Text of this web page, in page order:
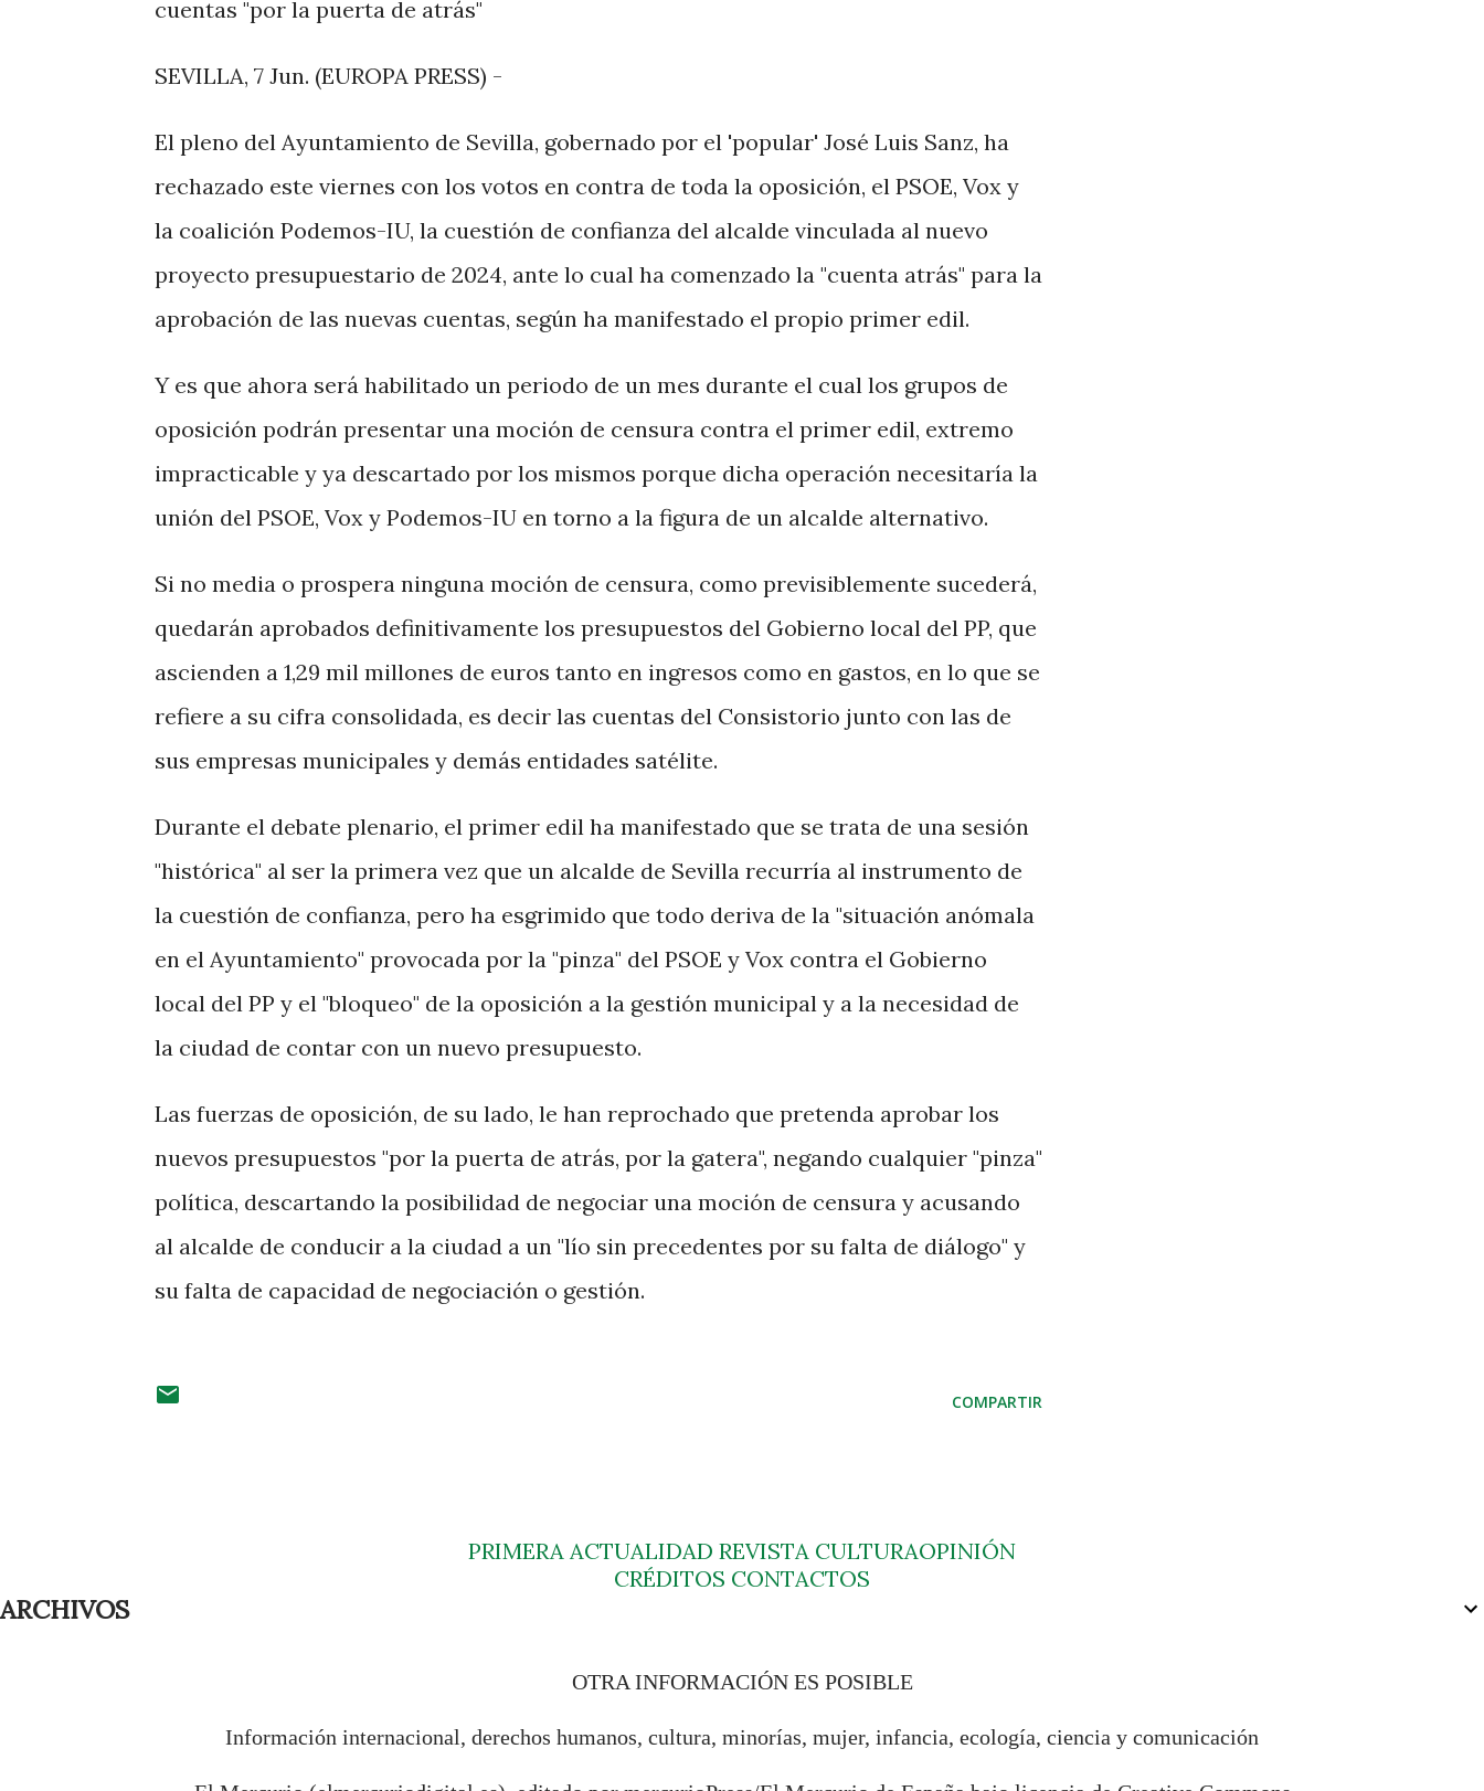
cuentas "por la puerta de atrás"
SEVILLA, 7 Jun. (EUROPA PRESS) -
El pleno del Ayuntamiento de Sevilla, gobernado por el 'popular' José Luis Sanz, ha
rechazado este viernes con los votos en contra de toda la oposición, el PSOE, Vox y
la coalición Podemos-IU, la cuestión de confianza del alcalde vinculada al nuevo
proyecto presupuestario de 2024, ante lo cual ha comenzado la "cuenta atrás" para la
aprobación de las nuevas cuentas, según ha manifestado el propio primer edil.
Y es que ahora será habilitado un periodo de un mes durante el cual los grupos de
oposición podrán presentar una moción de censura contra el primer edil, extremo
impracticable y ya descartado por los mismos porque dicha operación necesitaría la
unión del PSOE, Vox y Podemos-IU en torno a la figura de un alcalde alternativo.
Si no media o prospera ninguna moción de censura, como previsiblemente sucederá,
quedarán aprobados definitivamente los presupuestos del Gobierno local del PP, que
ascienden a 1,29 mil millones de euros tanto en ingresos como en gastos, en lo que se
refiere a su cifra consolidada, es decir las cuentas del Consistorio junto con las de
sus empresas municipales y demás entidades satélite.
Durante el debate plenario, el primer edil ha manifestado que se trata de una sesión
"histórica" al ser la primera vez que un alcalde de Sevilla recurría al instrumento de
la cuestión de confianza, pero ha esgrimido que todo deriva de la "situación anómala
en el Ayuntamiento" provocada por la "pinza" del PSOE y Vox contra el Gobierno
local del PP y el "bloqueo" de la oposición a la gestión municipal y a la necesidad de
la ciudad de contar con un nuevo presupuesto.
Las fuerzas de oposición, de su lado, le han reprochado que pretenda aprobar los
nuevos presupuestos "por la puerta de atrás, por la gatera", negando cualquier "pinza"
política, descartando la posibilidad de negociar una moción de censura y acusando
al alcalde de conducir a la ciudad a un "lío sin precedentes por su falta de diálogo" y
su falta de capacidad de negociación o gestión.
COMPARTIR
PRIMERA ACTUALIDAD REVISTA CULTURAOPINIÓN
CRÉDITOS CONTACTOS
ARCHIVOS
OTRA INFORMACIÓN ES POSIBLE
Información internacional, derechos humanos, cultura, minorías, mujer, infancia, ecología, ciencia y comunicación